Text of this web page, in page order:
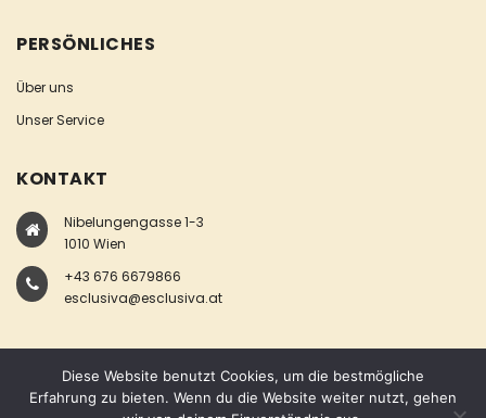
PERSÖNLICHES
Über uns
Unser Service
KONTAKT
Nibelungengasse 1-3
1010 Wien
+43 676 6679866
esclusiva@esclusiva.at
Diese Website benutzt Cookies, um die bestmögliche
Erfahrung zu bieten. Wenn du die Website weiter nutzt, gehen